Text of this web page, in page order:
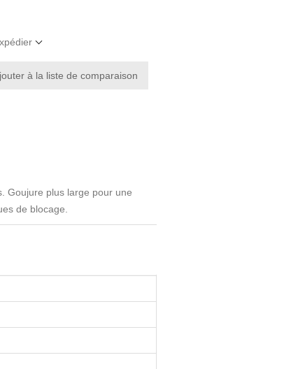
Goujure plus large pour une
de blocage.